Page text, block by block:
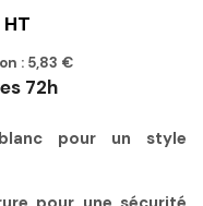
HT
: 5,83 €
72h
pour un style